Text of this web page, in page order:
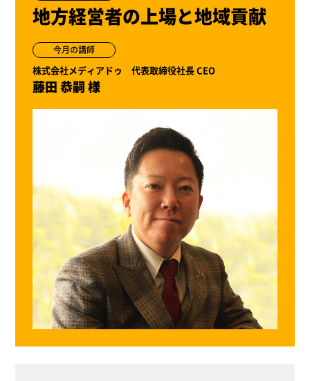
地方経営者の上場と地域貢献
今月の講師
株式会社メディアドゥ 代表取締役社長 CEO
藤田 恭嗣 様